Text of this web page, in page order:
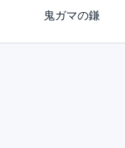
鬼ガマの鎌